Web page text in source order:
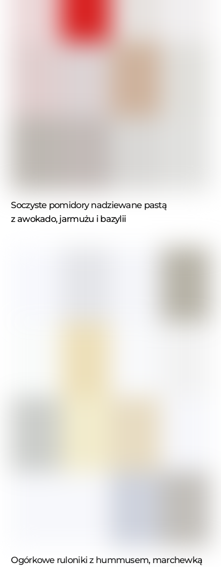
Soczyste pomidory nadziewane pastą
z awokado, jarmużu i bazylii
Ogórkowe ruloniki z hummusem, marchewką